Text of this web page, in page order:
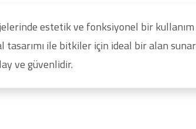
estetik ve fonksiyonel bir
tasarımı ile bitkiler için ideal bir alan
ve güvenlidir.